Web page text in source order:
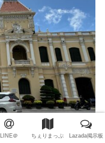
LINE＠ ちぇりまっぷ Lazada掲示板